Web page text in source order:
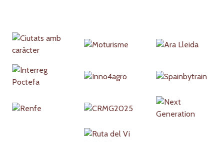
Partners